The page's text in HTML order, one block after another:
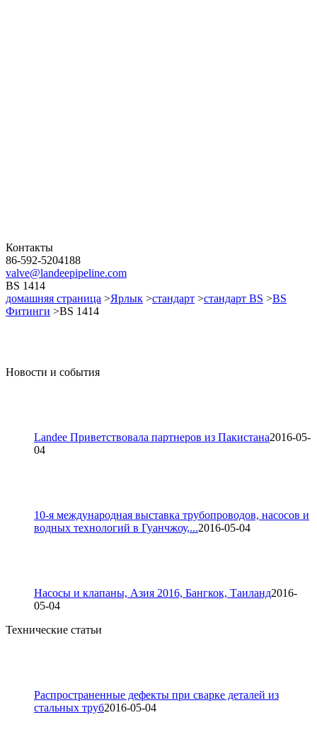
Контакты
86-592-5204188
valve@landeepipeline.com
BS 1414
домашняя страница >Ярлык >стандарт >стандарт BS >BS
Фитинги >BS 1414
Новости и события
Landee Приветствовала партнеров из Пакистана2016-05-
04
10-я международная выставка трубопроводов, насосов и
водных технологий в Гуанчжоу,...2016-05-04
Насосы и клапаны, Азия 2016, Бангкок, Таиланд2016-
05-04
Технические статьи
Распространенные дефекты при сварке деталей из
стальных труб2016-05-04